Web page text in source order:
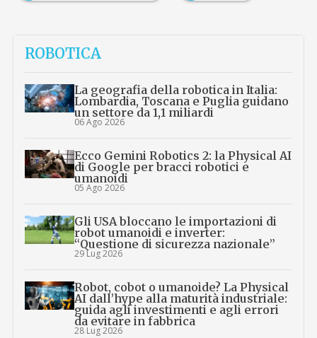
ROBOTICA
La geografia della robotica in Italia:
Lombardia, Toscana e Puglia guidano
un settore da 1,1 miliardi
06 Ago 2026
Ecco Gemini Robotics 2: la Physical AI
di Google per bracci robotici e
umanoidi
05 Ago 2026
Gli USA bloccano le importazioni di
robot umanoidi e inverter:
“Questione di sicurezza nazionale”
29 Lug 2026
Robot, cobot o umanoide? La Physical
AI dall’hype alla maturità industriale:
guida agli investimenti e agli errori
da evitare in fabbrica
28 Lug 2026